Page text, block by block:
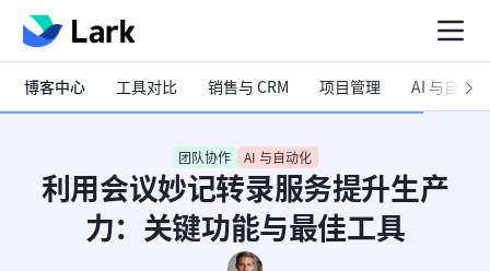
博客中心 工具对比 销售与 CRM 项目管理 AI 与自动化
团队协作 AI 与自动化
利用会议妙记转录服务提升生产
力：关键功能与最佳工具